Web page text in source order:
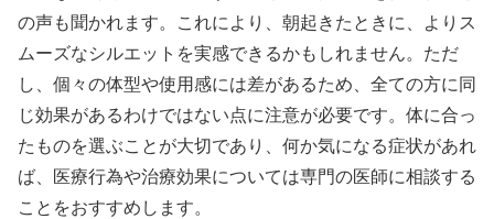
の声も聞かれます。これにより、朝起きたときに、よりス
ムーズなシルエットを実感できるかもしれません。ただ
し、個々の体型や使用感には差があるため、全ての方に同
じ効果があるわけではない点に注意が必要です。体に合っ
たものを選ぶことが大切であり、何か気になる症状があれ
ば、医療行為や治療効果については専門の医師に相談する
ことをおすすめします。